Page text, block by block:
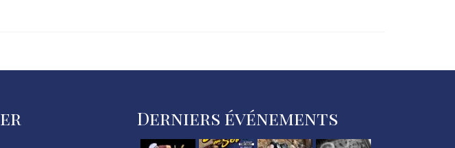
Derniers événements